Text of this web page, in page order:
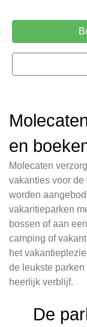
en
Molecaten
vakanties voor
worden
vakantieparken
bossen of aan
camping of
het
de leukste
heerlijk verblijf.
De